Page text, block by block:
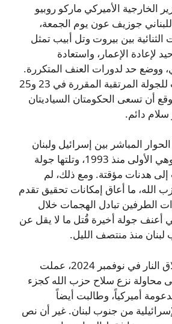
الخارجية الأميركي ماركو روبيو
جوزيف عون يوم الجمعة،
بين بيروت وتل أبيب تمثل
لإعادة الإعمار، واستعادة
ووضع حد لدورات العنف المتكررة.
وناقشا الاستعدادات للجولة المرتقبة المقررة في 23 و25
أن تسعى الحكومتان السياديتان
دائم.
المباشر بين إسرائيل ولبنان
في أبريل الماضي، وهي الأولى منذ 1993، وتلتها جولة
هدنات مؤقتة. ومع ذلك، لم
الله، ما أعاق إمكانات تحقيق تقدم
الطرفين تبادل الهجمات خلال
أعنف جولة أخيرة قُتل ما لا يقل عن
منذ اتفاق وقف إطلاق النار في نوفمبر 2024، عملت
محاولة نزع سلاح حزب الله كجزء
أميركياً، وطالبت أيضاً
من جنوب لبنان. غير أن نص